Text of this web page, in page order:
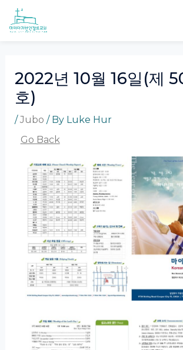
Skip
content
2022년 10월 16일(제
호)
/Jubo / By Luke Hur
Go Back
Post
navigation